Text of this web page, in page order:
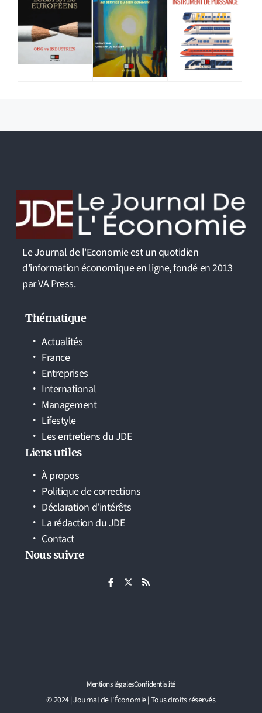
Le Journal de l'Economie est un quotidien
d'information économique en ligne, fondé en 2013
par VA Press.
Thématique
Actualités
France
Entreprises
International
Management
Lifestyle
Les entretiens du JDE
Liens utiles
À propos
Politique de corrections
Déclaration d’intérêts
La rédaction du JDE
Contact
Nous suivre
© 2024 | Journal de l'Économie | Tous droits réservés
Mentions légalesConfidentialité